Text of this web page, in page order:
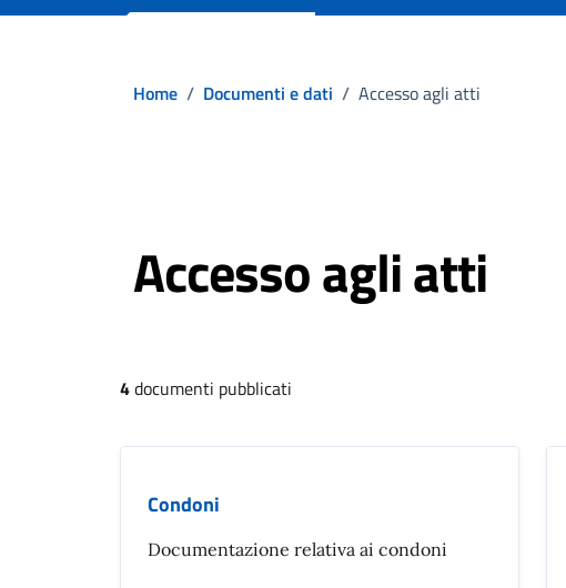
Home / Documenti e dati / Accesso agli atti
Accesso agli atti
4documenti pubblicati
Condoni
Documentazione relativa ai condoni